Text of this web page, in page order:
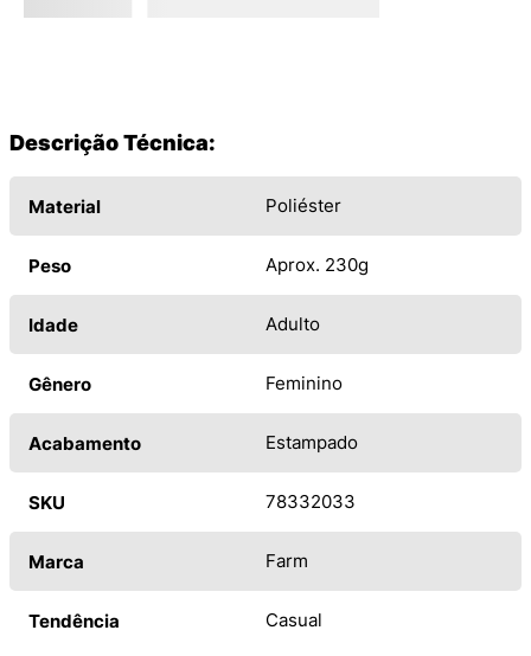
Descrição Técnica:
Material Poliéster
Peso Aprox. 230g
Idade Adulto
Gênero Feminino
Acabamento Estampado
SKU 78332033
Marca Farm
Tendência Casual